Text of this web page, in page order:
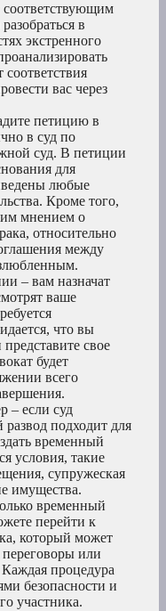
соответствующим
в
экстренного
вас через
петицию в
в суд по
суд. В петиции
для
любые
Кроме того,
мнением о
относительно
между
– вам назначат
ваше
что вы
свое
будет
всего
– если суд
развод подходит для
временный
условия, такие
супружеская
имущества.
временный
перейти к
который может
или
Каждая процедура
безопасности и
участника.